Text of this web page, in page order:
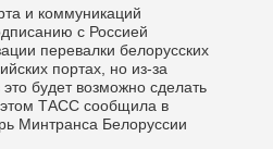
и коммуникаций
с Россией
перевалки белорусских
портах, но из-за
будет возможно сделать
ТАСС сообщила в
Минтранса Белоруссии